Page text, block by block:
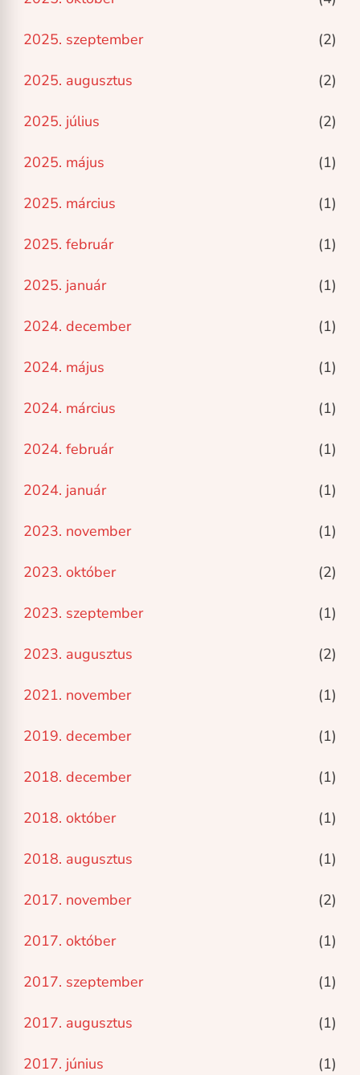
2025. szeptember (2)
2025. augusztus (2)
2025. július (2)
2025. május (1)
2025. március (1)
2025. február (1)
2025. január (1)
2024. december (1)
2024. május (1)
2024. március (1)
2024. február (1)
2024. január (1)
2023. november (1)
2023. október (2)
2023. szeptember (1)
2023. augusztus (2)
2021. november (1)
2019. december (1)
2018. december (1)
2018. október (1)
2018. augusztus (1)
2017. november (2)
2017. október (1)
2017. szeptember (1)
2017. augusztus (1)
2017. június (1)